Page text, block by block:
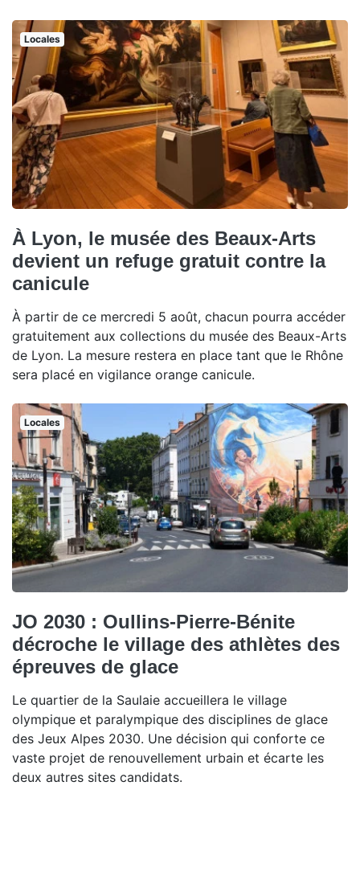
Locales
À Lyon, le musée des Beaux-Arts
devient un refuge gratuit contre la
canicule
À partir de ce mercredi 5 août, chacun pourra accéder
gratuitement aux collections du musée des Beaux-Arts
de Lyon. La mesure restera en place tant que le Rhône
sera placé en vigilance orange canicule.
Locales
JO 2030 : Oullins-Pierre-Bénite
décroche le village des athlètes des
épreuves de glace
Le quartier de la Saulaie accueillera le village
olympique et paralympique des disciplines de glace
des Jeux Alpes 2030. Une décision qui conforte ce
vaste projet de renouvellement urbain et écarte les
deux autres sites candidats.